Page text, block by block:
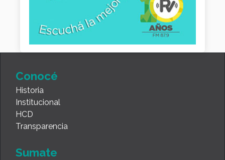
Conocé
Historia
Institucional
HCD
Transparencia
Sumate